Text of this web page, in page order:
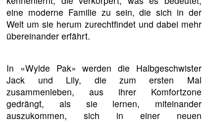
eine moderne Familie zu sein, die sich in der
Welt um sie herum zurechtfindet und dabei mehr
übereinander erfährt.
In «Wylde Pak» werden die Halbgeschwister
Jack und Lily, die zum ersten Mal
zusammenleben, aus ihrer Komfortzone
gedrängt, als sie lernen, miteinander
auszukommen, sich in einer neuen